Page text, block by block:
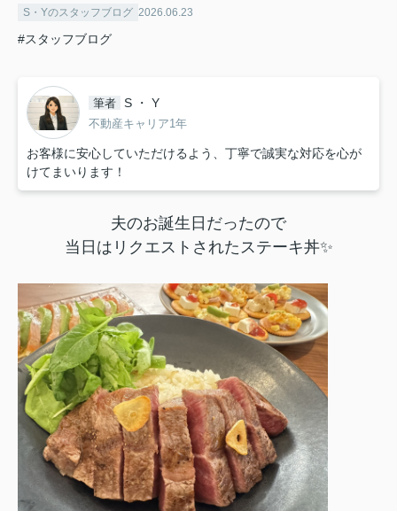
S・Yのスタッフブログ 2026.06.23
#スタッフブログ
筆者 S ・ Y
不動産キャリア1年
お客様に安心していただけるよう、丁寧で誠実な対応を心が
けてまいります！
夫のお誕生日だったので
当日はリクエストされたステーキ丼✨